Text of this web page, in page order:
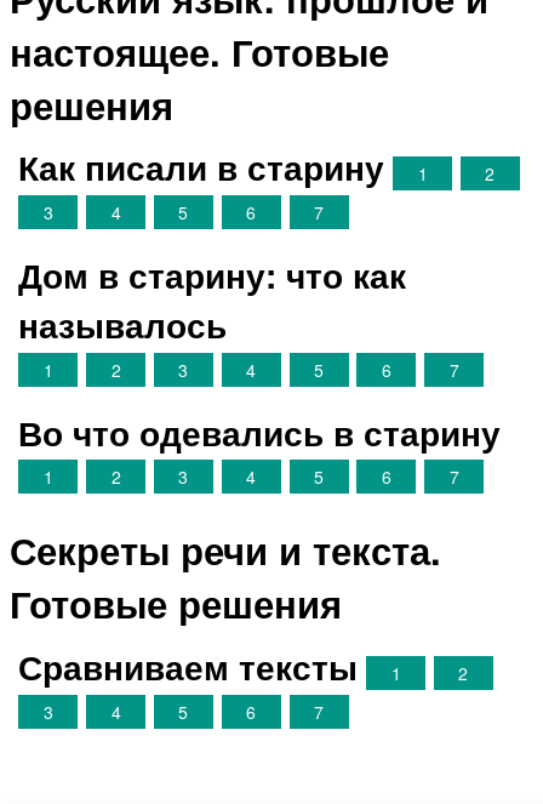
настоящее. Готовые
решения
Как писали в старину 1
2
3
4 5 6 7
Дом в старину: что как
называлось
1 2 3 4 5 6 7
Во что одевались в старину
1 2 3 4 5 6 7
Секреты речи и текста.
Готовые решения
Сравниваем тексты 1
2
3
4 5 6 7